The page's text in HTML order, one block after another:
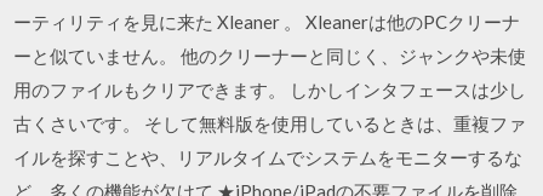
ーティリティを見に来た Xleaner 。 Xleanerは他のPCクリーナ
ーと似ていません。 他のクリーナーと同じく、ジャンクや未使
用のファイルもクリアできます。 しかしインタフェースは少し
古くさいです。 そして無料版を使用しているときは、重複ファ
イルを探すことや、リアルタイムでシステムをモニターするな
ど、多くの機能が欠けて ★iPhone/iPadの不要ファイルを削除